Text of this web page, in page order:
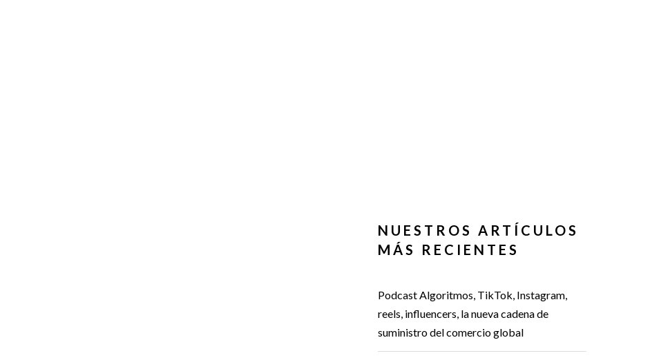
NUESTROS ARTÍCULOS
MÁS RECIENTES
Podcast Algoritmos, TikTok, Instagram,
reels, influencers, la nueva cadena de
suministro del comercio global